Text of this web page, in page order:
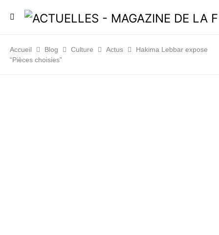
Accueil Blog Culture Actus
Hakima Lebbar expose
“Pièces choisies”